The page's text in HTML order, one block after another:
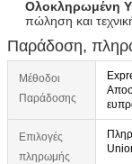
Ολοκληρωμένη
πώληση και
Παράδοση,
Μέθοδοι
Παράδοσης
Επιλογές
πληρωμής